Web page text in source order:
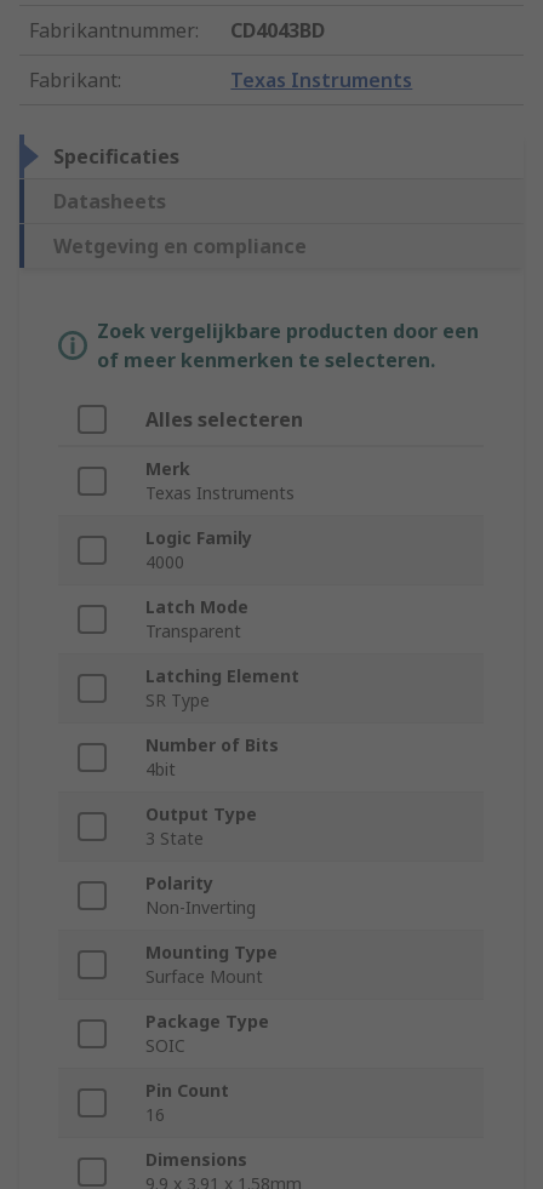
Fabrikantnummer:
CD4043BD
Fabrikant: Texas Instruments
Specificaties
Datasheets
Wetgeving en compliance
Zoek vergelijkbare producten door een
of meer kenmerken te selecteren.
Alles selecteren
Merk
Texas Instruments
Logic Family
4000
Latch Mode
Transparent
Latching Element
SR Type
Number of Bits
4bit
Output Type
3 State
Polarity
Non-Inverting
Mounting Type
Surface Mount
Package Type
SOIC
Pin Count
16
Dimensions
9.9 x 3.91 x 1.58mm